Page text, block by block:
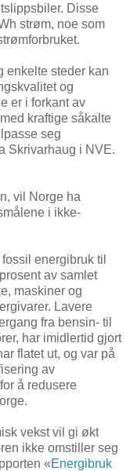
Disse
strøm, noe som
enkelte steder kan
og
er i forkant av
kraftige såkalte
seg
Skrivarhaug i NVE.
vil Norge ha
i ikke-
energibruk til
av samlet
maskiner og
Lavere
fra bensin- til
har imidlertid gjort
flatet ut, og var på
av
å redusere
vekst vil gi økt
ikke omstiller seg
«Energibruk